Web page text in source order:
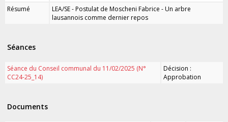
Résumé
LEA/SE - Postulat de Moscheni Fabrice - Un arbre
lausannois comme dernier repos
Séances
Séance du Conseil communal du 11/02/2025 (N°
CC24-25_14)
Décision :
Approbation
Documents